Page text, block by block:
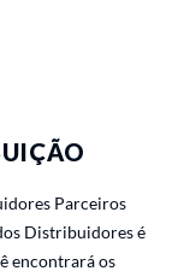
Parceiros
Distribuidores é
encontrará os